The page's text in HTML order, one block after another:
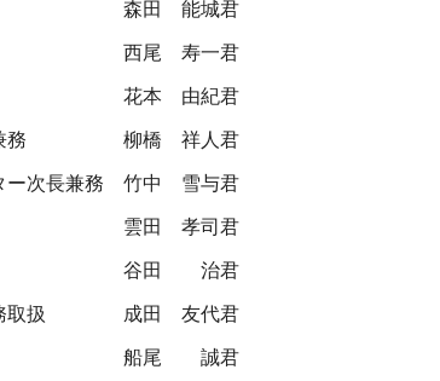
森田 能城君
西尾 寿一君
花本 由紀君
務 柳橋 祥人君
ー次長兼務 竹中 雪与君
雲田 孝司君
谷田 治君
取扱 成田 友代君
船尾 誠君